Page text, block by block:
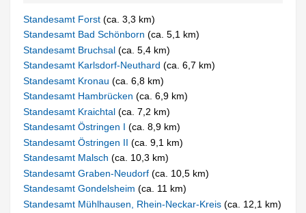
Standesamt Forst(ca. 3,3 km)
Standesamt Bad Schönborn(ca. 5,1 km)
Standesamt Bruchsal(ca. 5,4 km)
Standesamt Karlsdorf-Neuthard(ca. 6,7 km)
Standesamt Kronau(ca. 6,8 km)
Standesamt Hambrücken(ca. 6,9 km)
Standesamt Kraichtal(ca. 7,2 km)
Standesamt Östringen I(ca. 8,9 km)
Standesamt Östringen II(ca. 9,1 km)
Standesamt Malsch(ca. 10,3 km)
Standesamt Graben-Neudorf(ca. 10,5 km)
Standesamt Gondelsheim(ca. 11 km)
Standesamt Mühlhausen, Rhein-Neckar-Kreis(ca. 12,1 km)